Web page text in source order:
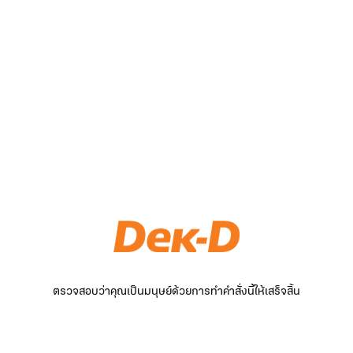
ตรวจสอบว่าคุณเป็นมนุษย์ด้วยการทำคำสั่งนี้ให้เสร็จสิ้น